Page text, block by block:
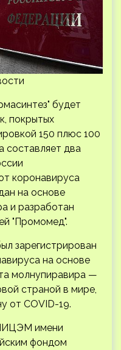
будет
покрытых
150 плюс 100
составляет два
коронавируса
на основе
и разработан
"Промомед".
зарегистрирован
на основе
молнупиравира —
страной в мире,
от COVID-19.
имени
фондом